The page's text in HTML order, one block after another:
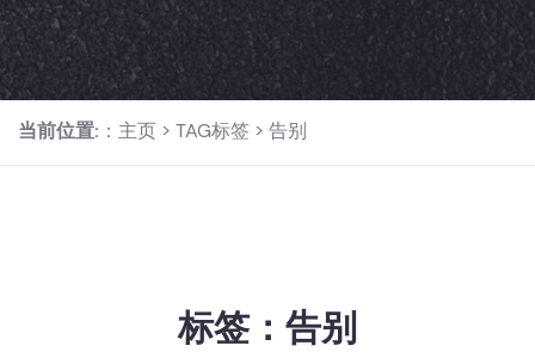
当前位置: ： 主页 > TAG标签 > 告别
标签：告别